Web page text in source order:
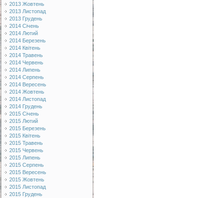
2013 Жовтень
2013 Листопад
2013 Грудень
2014 Січень
2014 Лютий
2014 Березень
2014 Квітень
2014 Травень
2014 Червень
2014 Липень
2014 Серпень
2014 Вересень
2014 Жовтень
2014 Листопад
2014 Грудень
2015 Січень
2015 Лютий
2015 Березень
2015 Квітень
2015 Травень
2015 Червень
2015 Липень
2015 Серпень
2015 Вересень
2015 Жовтень
2015 Листопад
2015 Грудень